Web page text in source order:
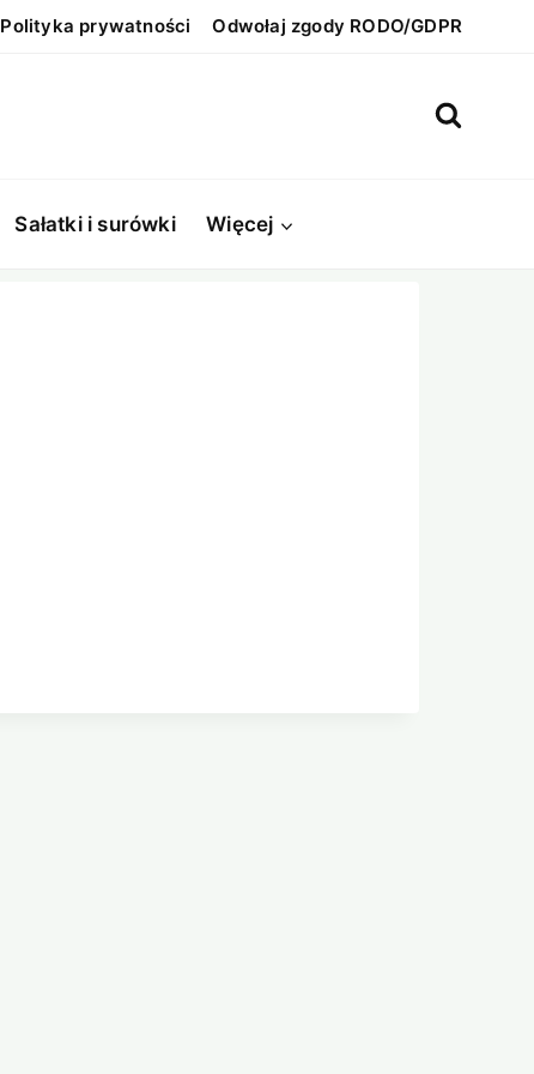
Polityka prywatności Odwołaj zgody RODO/GDPR
Sałatki i surówki Więcej